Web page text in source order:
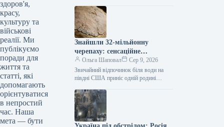
здоров'я,
красу,
культуру та
військові
реалії. Ми
публікуємо
поради для
життя та
статті, які
допомагають
орієнтуватися
в непростий
час. Наша
мета — бути
Леонор, старша донька королеви
Іспанії Летиції,…
Знайшли 32-мільйонну
черепаху: сенсаційне
відкриття в США
Ольга Шаповал
Сер 9, 2026
Звичайний відпочинок біля води на
півдні США приніс одній родині
знахідку. Місцевий житель випадково
виявив великий…